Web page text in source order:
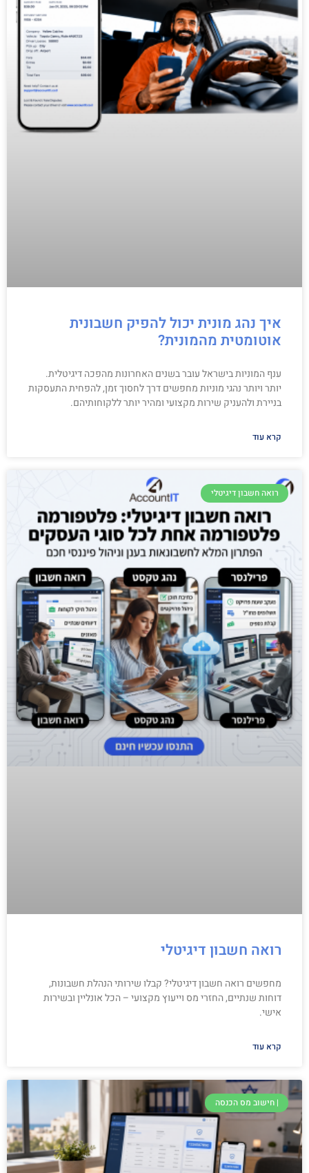
איך נהג מונית יכול להפיק חשבונית
אוטומטית מהמונית?
ענף המוניות בישראל עובר בשנים האחרונות מהפכה דיגיטלית.
יותר ויותר נהגי מוניות מחפשים דרך לחסוך זמן, להפחית התעסקות
בניירת ולהעניק שירות מקצועי ומהיר יותר ללקוחותיהם.
קרא עוד
רואה חשבון דיגיטלי
רואה חשבון דיגיטלי
מחפשים רואה חשבון דיגיטלי? קבלו שירותי הנהלת חשבונות,
דוחות שנתיים, החזרי מס וייעוץ מקצועי – הכל אונליין ובשירות
אישי.
קרא עוד
| חישוב מס הכנסה